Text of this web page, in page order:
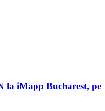
la iMapp Bucharest, pe